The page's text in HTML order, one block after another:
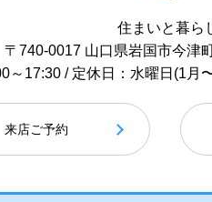
住まいと暮ら
〒740-0017 山口県岩国市今津
～17:30 / 定休日：水曜日(1月
来店ご予約